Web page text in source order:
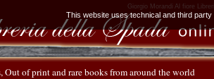
Giorgio Morandi Al fiore
Out of print and rare books from around the world
This website uses technical and third